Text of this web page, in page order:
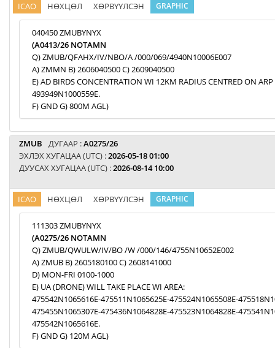
ICAO НӨХЦӨЛ ХӨРВҮҮЛСЭН GRAPHIC
040450 ZMUBYNYX
(A0413/26 NOTAMN
Q) ZMUB/QFAHX/IV/NBO/A /000/069/4940N10006E007
A) ZMMN B) 2606040500 C) 2609040500
E) AD BIRDS CONCENTRATION WI 12KM RADIUS CENTRED ON ARP
493949N1000559E.
F) GND G) 800M AGL)
ZMUB ДУГААР :A0275/26
ЭХЛЭХ ХУГАЦАА (UTC) :2026-05-18 01:00
ДУУСАХ ХУГАЦАА (UTC) :2026-08-14 10:00
ICAO НӨХЦӨЛ ХӨРВҮҮЛСЭН GRAPHIC
111303 ZMUBYNYX
(A0275/26 NOTAMN
Q) ZMUB/QWULW/IV/BO /W /000/146/4755N10652E002
A) ZMUB B) 2605180100 C) 2608141000
D) MON-FRI 0100-1000
E) UA (DRONE) WILL TAKE PLACE WI AREA:
475542N1065616E-475511N1065625E-475524N1065508E-
475455N1065307E-475436N1064828E-475523N1064828E-
475542N1065616E.
F) GND G) 120M AGL)